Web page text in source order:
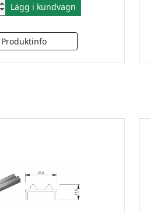
Lägg i kundvagn